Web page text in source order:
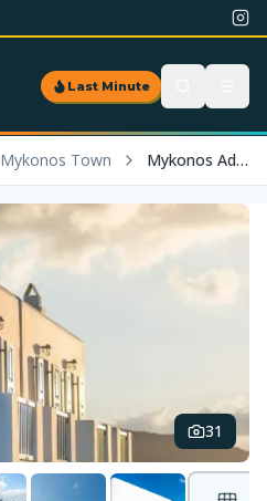
Last Minute
Mykonos Town Mykonos Adonis
31